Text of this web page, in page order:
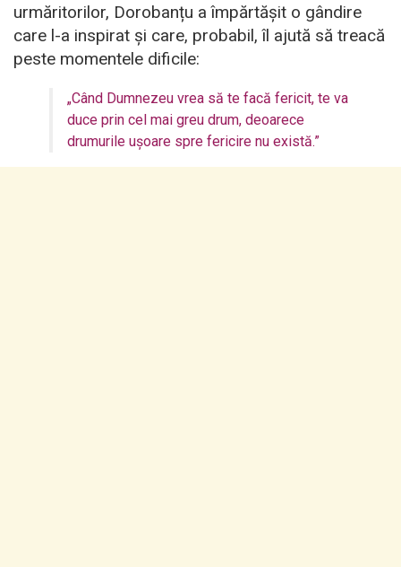
urmăritorilor, Dorobanțu a împărtășit o gândire
care l-a inspirat și care, probabil, îl ajută să treacă
peste momentele dificile:
„Când Dumnezeu vrea să te facă fericit, te va
duce prin cel mai greu drum, deoarece
drumurile ușoare spre fericire nu există.”